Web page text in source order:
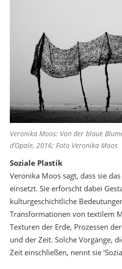
Veronika Moos: Von der blaue
d’Opale, 2016; Foto Veronika Moos
Soziale Plastik
Veronika Moos sagt, dass sie
einsetzt. Sie erforscht dabei
kulturgeschichtliche
Transformationen von textilem
Texturen der Erde, Prozessen
und der Zeit. Solche Vorgänge,
Zeit einschließen, nennt sie